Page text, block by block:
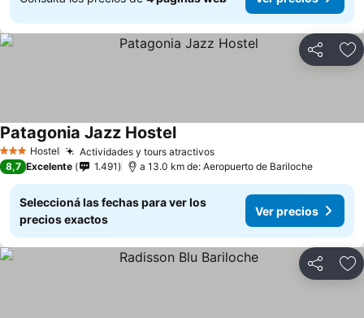
Compartir
3 EstrellasHostel Actividades y tours atractivos
Patagonia Jazz Hostel
8,7 Excelente 1.491 a 13.0 km de: Aeropuerto de Bariloche
Seleccioná las fechas para ver los
precios exactos
Ver precios
Compartir